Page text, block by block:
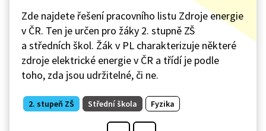
Zde najdete řešení pracovního listu Zdroje energie
v ČR. Ten je určen pro žáky 2. stupně ZŠ
a středních škol. Žák v PL charakterizuje některé
zdroje elektrické energie v ČR a třídí je podle
toho, zda jsou udržitelné, či ne.
2. stupeň ZŠ Střední škola Fyzika